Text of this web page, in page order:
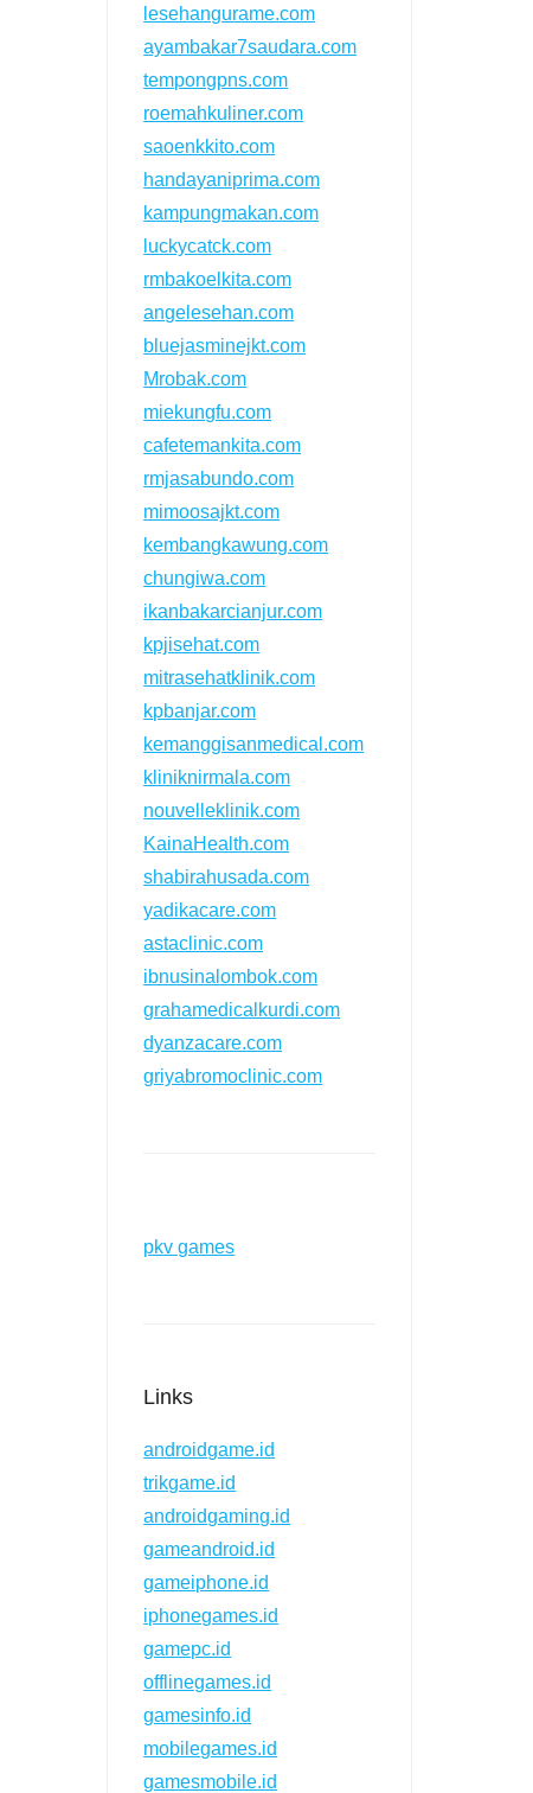
lesehangurame.com
ayambakar7saudara.com
tempongpns.com
roemahkuliner.com
saoenkkito.com
handayaniprima.com
kampungmakan.com
luckycatck.com
rmbakoelkita.com
angelesehan.com
bluejasminejkt.com
Mrobak.com
miekungfu.com
cafetemankita.com
rmjasabundo.com
mimoosajkt.com
kembangkawung.com
chungiwa.com
ikanbakarcianjur.com
kpjisehat.com
mitrasehatklinik.com
kpbanjar.com
kemanggisanmedical.com
kliniknirmala.com
nouvelleklinik.com
KainaHealth.com
shabirahusada.com
yadikacare.com
astaclinic.com
ibnusinalombok.com
grahamedicalkurdi.com
dyanzacare.com
griyabromoclinic.com
pkv games
Links
androidgame.id
trikgame.id
androidgaming.id
gameandroid.id
gameiphone.id
iphonegames.id
gamepc.id
offlinegames.id
gamesinfo.id
mobilegames.id
gamesmobile.id